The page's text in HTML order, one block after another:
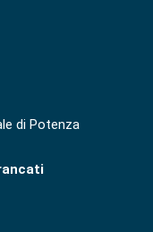
di Potenza